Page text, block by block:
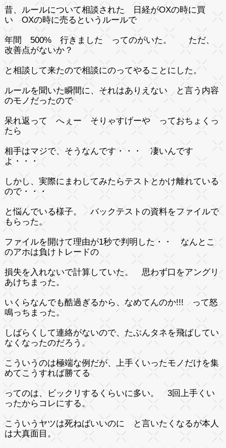
昔、ルールについて相談された 日経がOXの時に買
い OXの時に売るというルールで
年間 500% 行きました ってのがいた。 ただ、
改善点がないか？
と相談して来たので相談にのってやることにした。
ルールを聞いた瞬間に、それはありえない と言う内容
のモノだったので
呆れ返って へぇー そりゃすげーや っておちょくっ
たら
相手はマジで、そうなんです・・・ 凄いんです
よ・・・
しかし、実際にまわしてみたらテストとかけ離れている
ので・・・
と悩んでいる様子。 バックテストの資料をファイルで
もらった。
ファイルを開けて理由が1秒で判明した・・ なんとこ
のアホは負けトレードの
損失を入れないで計算していた。 思わず口をアングリ
あけちまった。
いくらなんでも酷過ぎるから、なめてんのか!!! って怒
鳴っちまった。
しばらくして連絡がないので、たぶんタネを飛ばしてい
なくなったのだろう。
こういうのは極端な例だが、上手くいったモノだけを集
めてこうすれば勝てる
ってのは、ビックリするくらいに多い。 3回上手くい
ったからコレにする。
こういうヤツは死ねばいいのに と言いたくなるが本人
は大真面目。